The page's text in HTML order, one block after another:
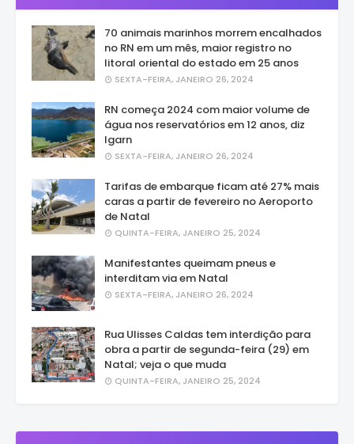
70 animais marinhos morrem encalhados
no RN em um mês, maior registro no
litoral oriental do estado em 25 anos
SEXTA-FEIRA, JANEIRO 26, 2024
RN começa 2024 com maior volume de
água nos reservatórios em 12 anos, diz
Igarn
SEXTA-FEIRA, JANEIRO 26, 2024
Tarifas de embarque ficam até 27% mais
caras a partir de fevereiro no Aeroporto
de Natal
QUINTA-FEIRA, JANEIRO 25, 2024
Manifestantes queimam pneus e
interditam via em Natal
SEXTA-FEIRA, JANEIRO 26, 2024
Rua Ulisses Caldas tem interdição para
obra a partir de segunda-feira (29) em
Natal; veja o que muda
QUINTA-FEIRA, JANEIRO 25, 2024